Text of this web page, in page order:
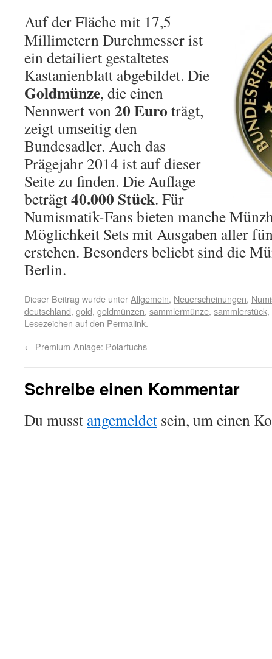
Auf der Fläche mit 17,5
Millimetern Durchmesser ist
ein detailiert gestaltetes
Kastanienblatt abgebildet. Die
Goldmünze, die einen
Nennwert von20 Euro trägt,
zeigt umseitig den
Bundesadler. Auch das
Prägejahr 2014 ist auf dieser
Seite zu finden. Die Auflage
beträgt40.000 Stück. Für
Numismatik-Fans bieten manche
Möglichkeit Sets mit Ausgaben aller
erstehen. Besonders beliebt sind die
Berlin.
Dieser Beitrag wurde unterAllgemein, Neuerscheinungen,
deutschland, gold, goldmünzen, sammlermünze, sammlerstück,
Lesezeichen auf den Permalink.
← Premium-Anlage: Polarfuchs
Schreibe einen Kommentar
Du musst angemeldet sein, um einen